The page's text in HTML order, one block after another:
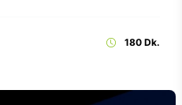
180 Dk.